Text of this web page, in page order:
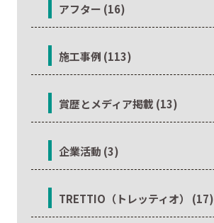
アフター (16)
施工事例 (113)
賞歴とメディア掲載 (13)
企業活動 (3)
TRETTIO（トレッティオ） (17)